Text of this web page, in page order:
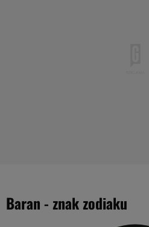
Baran - znak zodiaku